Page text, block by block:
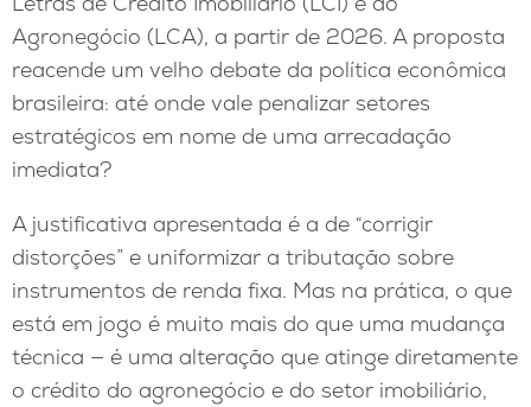
Agronegócio (LCA), a partir de 2026. A proposta
reacende um velho debate da política econômica
brasileira: até onde vale penalizar setores
estratégicos em nome de uma arrecadação
imediata?
A justificativa apresentada é a de “corrigir
distorções” e uniformizar a tributação sobre
instrumentos de renda fixa. Mas na prática, o que
está em jogo é muito mais do que uma mudança
técnica — é uma alteração que atinge diretamente
o crédito do agronegócio e do setor imobiliário,